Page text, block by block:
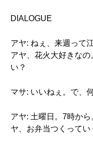
DIALOGUE
アヤ: ねぇ、来週って
アヤ、花火大好きな
い？
マサ: いいねぇ。で、
アヤ: 土曜日。7時か
ヤ、お弁当つくってい